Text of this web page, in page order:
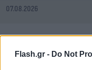
Flash.gr - Do Not
07.08.2026